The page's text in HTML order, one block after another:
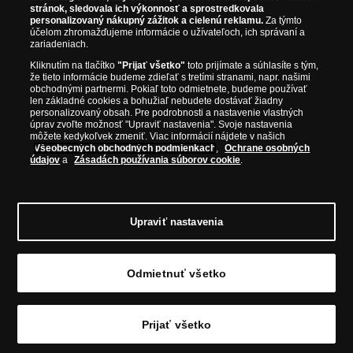
Parížska mincovňa, Nórska mincovňa, Fínska mincovňa alebo
Austrálska mincovňa Perth. Spoločnosť svojim zákazníkom a
zberateľom garantuje, že všetky produkty sú v originálnej a v
autentickosti.
Bratislava 811 07, Tel.: 0850 606 009E-mail: info@narodnapokladnica.sk,
odkaz
stránok, sledovala ich výkonnosť a sprostredkovala
personalizovaný nákupný zážitok a cielenú reklamu. Za týmto
účelom zhromažďujeme informácie o užívateľoch, ich správaní a
zariadeniach.
Kliknutím na tlačítko"Prijať všetko" toto prijímate a súhlasíte s tým,
že tieto informácie budeme zdieľať s tretími stranami, napr. našimi
obchodnými partnermi. Pokiaľ toto odmietnete, budeme používať
len základné cookies a bohužiaľ nebudete dostávať žiadny
personalizovaný obsah. Pre podrobnosti a nastavenie vlastných
úprav zvoľte možnosť "Upraviť nastavenia". Svoje nastavenia
môžete kedykoľvek zmeniť. Viac informácií nájdete v našich
Všeobecných obchodných podmienkach ,
Ochrane osobných
údajov a Zásadách používania súborov cookie.
Upraviť nastavenia
Odmietnuť všetko
Prijať všetko